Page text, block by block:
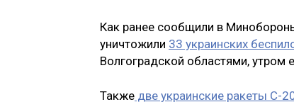
Как ранее сообщили в
уничтожили 33 украинских
Волгоградской областями,
Также две украинские ракеты С-